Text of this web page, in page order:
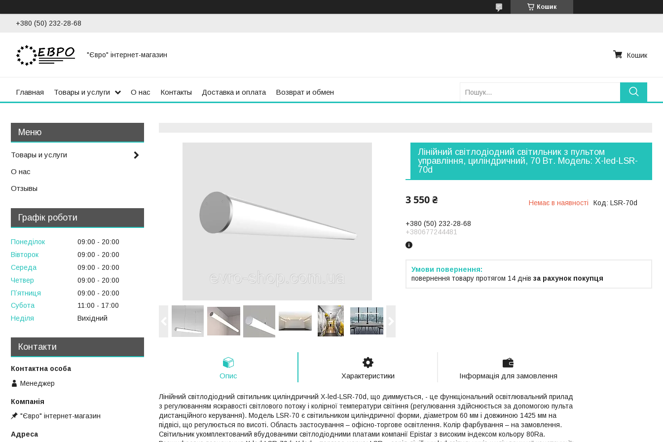
Кошик
+380 (50) 232-28-68
"Євро" інтернет-магазин Кошик
Главная Товары и услуги О нас Контакты Доставка и оплата Возврат и обмен
Лінійний світлодіодний світильник з пультом
управління, циліндричний, 70 Вт. Модель: X-led-LSR-
70d
3 550 ₴ Немає в наявності Код: LSR-70d
+380 (50) 232-28-68
+380677244481
повернення товару протягом 14 днів за рахунок покупця
Опис Характеристики Інформація для замовлення
Лінійний світлодіодний світильник циліндричний X-led-LSR-70d, що диммується, - це функціональний освітлювальний прилад
з регулюванням яскравості світлового потоку і колірної температури світіння (регулювання здійснюється за допомогою пульта
дистанційного керування). Модель LSR-70 є світильником циліндричної форми, діаметром 60 мм і довжиною 1425 мм на
підвісі, що регулюється по висоті. Область застосування – офісно-торгове освітлення. Колір фарбування – на замовлення.
Світильник укомплектований вбудованими світлодіодними платами компанії Epistar з високим індексом кольору 80Ra.
Товары и услуги
О нас
Отзывы
Графік роботи
Понеділок 09:00
20:00
Вівторок
09:00
20:00
Середа
09:00
20:00
Четвер
09:00
20:00
Пʼятниця
09:00
20:00
Субота
11:00
17:00
Неділя
Вихідний
Контакти
Менеджер
"Євро" інтернет-магазин